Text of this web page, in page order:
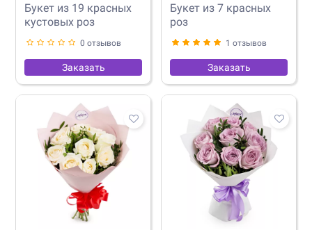
Букет из 19 красных
кустовых роз
0 отзывов
Заказать
Букет из 7 красных
роз
1 отзывов
Заказать